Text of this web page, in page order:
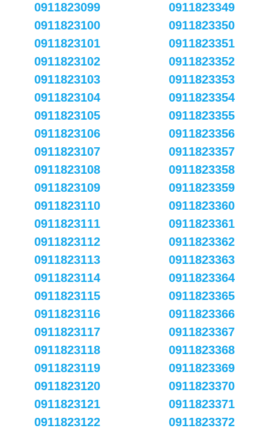
0911823099
0911823100
0911823101
0911823102
0911823103
0911823104
0911823105
0911823106
0911823107
0911823108
0911823109
0911823110
0911823111
0911823112
0911823113
0911823114
0911823115
0911823116
0911823117
0911823118
0911823119
0911823120
0911823121
0911823122
0911823349
0911823350
0911823351
0911823352
0911823353
0911823354
0911823355
0911823356
0911823357
0911823358
0911823359
0911823360
0911823361
0911823362
0911823363
0911823364
0911823365
0911823366
0911823367
0911823368
0911823369
0911823370
0911823371
0911823372